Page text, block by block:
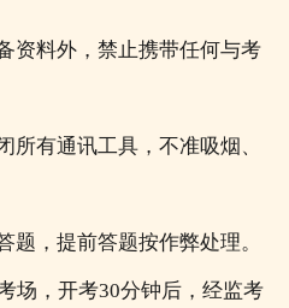
资料外，禁止携带任何与考
所有通讯工具，不准吸烟、
题，提前答题按作弊处理。
场，开考30分钟后，经监考